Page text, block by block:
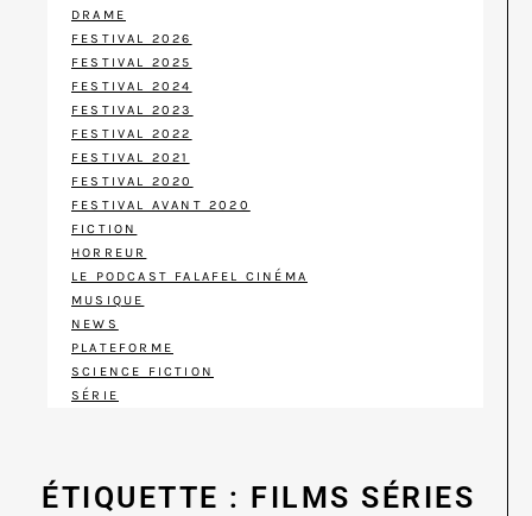
DRAME
FESTIVAL 2026
FESTIVAL 2025
FESTIVAL 2024
FESTIVAL 2023
FESTIVAL 2022
FESTIVAL 2021
FESTIVAL 2020
FESTIVAL AVANT 2020
FICTION
HORREUR
LE PODCAST FALAFEL CINÉMA
MUSIQUE
NEWS
PLATEFORME
SCIENCE FICTION
SÉRIE
ÉTIQUETTE : FILMS SÉRIES